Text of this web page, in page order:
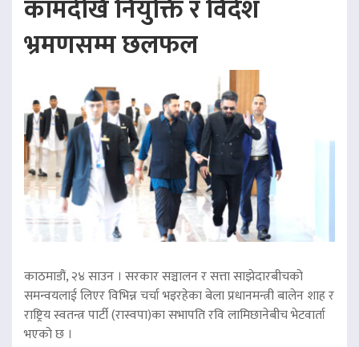
कामदेखि नियुक्ति र विदेश
भ्रमणसम्म छलफल
काठमाडौं, २४ साउन । सरकार सञ्चालन र सत्ता साझेदारबीचको
समन्वयलाई लिएर विभिन्न चर्चा भइरहेका बेला प्रधानमन्त्री बालेन शाह र
राष्ट्रिय स्वतन्त्र पार्टी (रास्वपा)का सभापति रवि लामिछानेबीच भेटवार्ता
भएको छ ।